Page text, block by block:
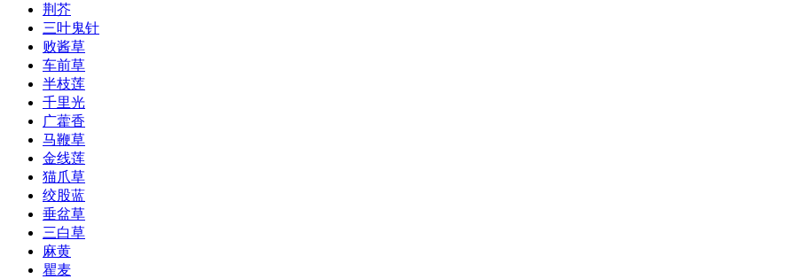
荆芥
三叶鬼针
败酱草
车前草
半枝莲
千里光
广藿香
马鞭草
金线莲
猫爪草
绞股蓝
垂盆草
三白草
麻黄
瞿麦